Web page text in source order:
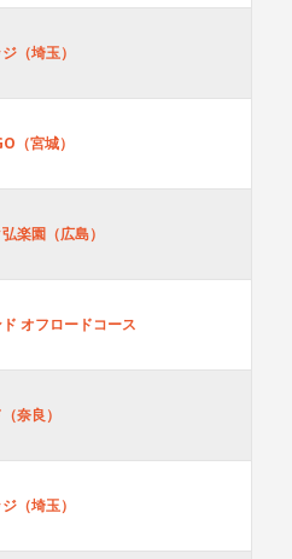
（埼玉）
（宮城）
楽園（広島）
オフロードコース
奈良）
（埼玉）